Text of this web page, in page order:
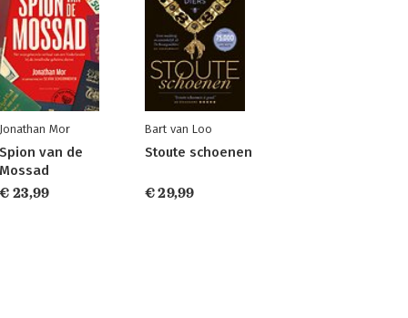
Jonathan Mor
Spion van de
Mossad
€ 23,99
Bart van Loo
Stoute schoenen
€ 29,99